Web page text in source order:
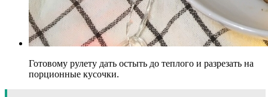
Готовому рулету дать остыть до теплого и разрезать на
порционные кусочки.